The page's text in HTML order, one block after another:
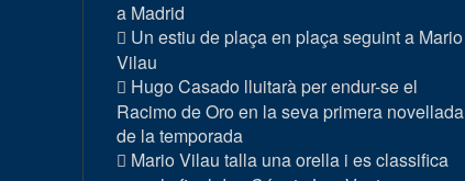
a Madrid
Un estiu de plaça en plaça seguint a Mario
Vilau
Hugo Casado lluitarà per endur-se el
Racimo de Oro en la seva primera novellada
de la temporada
Mario Vilau talla una orella i es classifica